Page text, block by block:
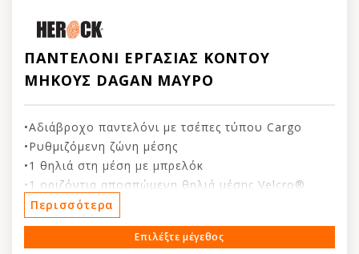
ΠΑΝΤΕΛΟΝΙ ΕΡΓΑΣΙΑΣ ΚΟΝΤΟΥ
ΜΗΚΟΥΣ DAGAN ΜΑΥΡΟ
•Αδιάβροχο παντελόνι με τσέπες τύπου Cargo
•Ρυθμιζόμενη ζώνη μέσης
•1 θηλιά στη μέση με μπρελόκ
•1 οριζόντια αποσπώμενη θηλιά μέσης Velcro®
•1 κατακόρυφη αποσπώμενη θηλιά μέσης Velcro®
•2 πλαϊνές τσέπες
•1 θήκη κινητού τηλεφώνου
Περισσότερα
Επιλέξτε μέγεθος